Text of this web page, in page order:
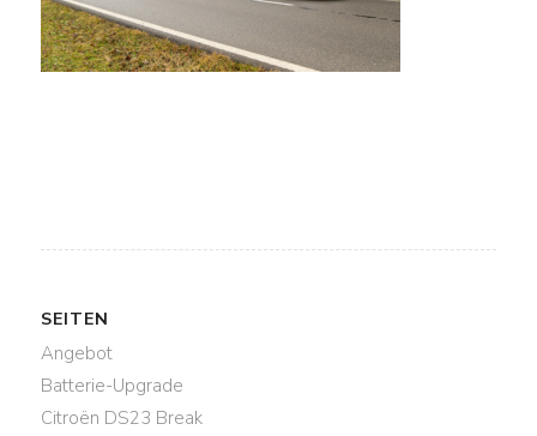
SEITEN
Angebot
Batterie-Upgrade
Citroën DS23 Break